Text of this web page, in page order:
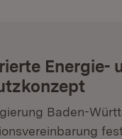
Energie-
Baden-